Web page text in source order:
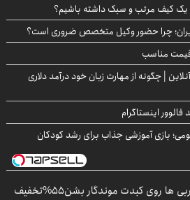
کیف مرتب و سبک داشته باشیم؟
چرا حضور وکیل متخصص ضروری است؟
مناسب
| چگونه از مهارت زبان خود درآمد دلاری
اینستاگرام
بازی آموزشی جذاب برای رشد کودکان
روی کبدت موندگار بشن55%تخفیف